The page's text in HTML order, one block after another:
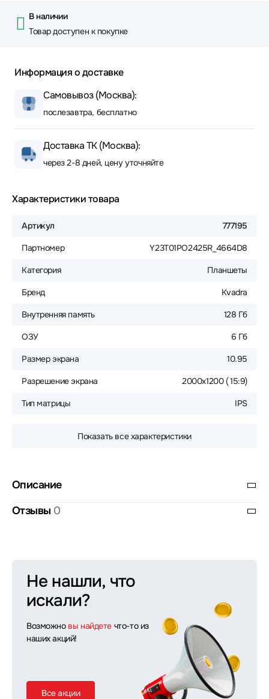
В наличии
Товар доступен к покупке
Информация о доставке
Самовывоз (Москва):
послезавтра, бесплатно
Доставка ТК (Москва):
через 2-8 дней, цену уточняйте
Характеристики товара
Артикул 777195
Партномер Y23T01PO2425R_4664D8
Категория Планшеты
Бренд Kvadra
Внутренняя память 128 Гб
ОЗУ 6 Гб
Размер экрана 10.95
Разрешение экрана 2000x1200 ( 15:9)
Тип матрицы IPS
Показать все характеристики
Описание
Отзывы 0
Не нашли, что
искали?
Возможно вы найдете что-то из
наших акций!
Все акции